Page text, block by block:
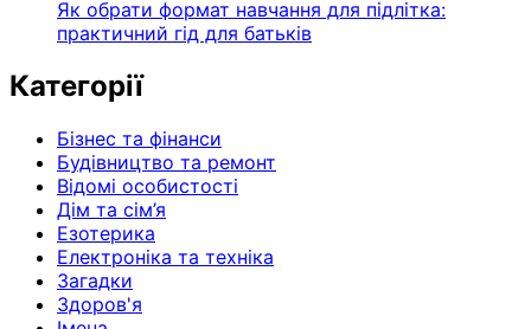
Як обрати формат навчання для підлітка:
практичний гід для батьків
Категорії
Бізнес та фінанси
Будівництво та ремонт
Відомі особистості
Дім та сім’я
Езотерика
Електроніка та техніка
Загадки
Здоров'я